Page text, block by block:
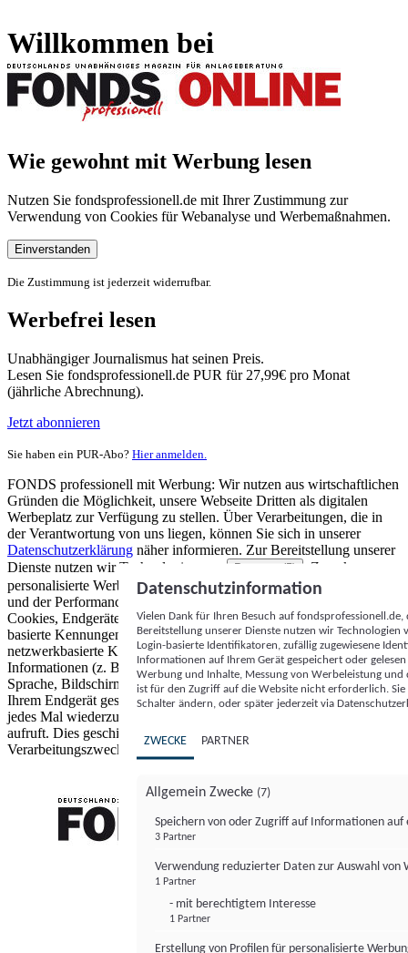
Willkommen bei
Wie gewohnt mit Werbung lesen
Nutzen Sie fondsprofessionell.de mit Ihrer Zustimmung zur
Verwendung von Cookies für Webanalyse und Werbemaßnahmen.
Einverstanden
Die Zustimmung ist jederzeit widerrufbar.
Werbefrei lesen
Unabhängiger Journalismus hat seinen Preis.
Lesen Sie fondsprofessionell.de PUR für 27,99€ pro Monat
(jährliche Abrechnung).
Jetzt abonnieren
Sie haben ein PUR-Abo? Hier anmelden.
FONDS professionell mit Werbung: Wir nutzen aus wirtschaftlichen
Gründen die Möglichkeit, unsere Webseite Dritten als digitalen
Werbeplatz zur Verfügung zu stellen. Über Verarbeitungen, die in
der Verantwortung von uns liegen, können Sie sich in unserer
Datenschutzerklärung näher informieren. Zur Bereitstellung unserer
Dienste nutzen wir Technologien von
Partnern (5)
. Zwecke:
personalisierte Werbung und Inhalte, Messung von Werbeleistung
und der Performance von Inhalten sowie Zielgruppenforschung.
Cookies, Endgeräte- oder ähnliche Online-Kennungen (z. B. login-
basierte Kennungen, zufällig generierte Kennungen,
netzwerkbasierte Kennungen) können zusammen mit anderen
Informationen (z. B. Browsertyp und Browserinformationen,
Sprache, Bildschirmgröße, unterstützte Technologien usw.) auf
Ihrem Endgerät gespeichert oder von dort ausgelesen werden, um es
jedes Mal wiederzuerkennen, wenn es eine App oder einer Webseite
aufruft. Dies geschieht für einen oder mehrere der hier aufgeführten
Verarbeitungszwecke.
Datenschutzinformation
Vielen Dank für Ihren Besuch auf
Bereitstellung unserer Dienste nutzen wir Technologien
Login-basierte Identifikatoren, zufällig zugewiesene
Informationen auf Ihrem Gerät gespeichert oder
Werbung und Inhalte, Messung von Werbeleistung
ist für den Zugriff auf die Website nicht erforderlich.
Schalter ändern, oder später jederzeit via
ZWECKE PARTNER
Allgemein Zwecke (7)
Speichern von oder Zugriff auf Informationen auf
3 Partner
Verwendung reduzierter Daten zur Auswahl von
1 Partner
- mit berechtigtem Interesse
1 Partner
Erstellung von Profilen für personalisierte
FONDS professionell